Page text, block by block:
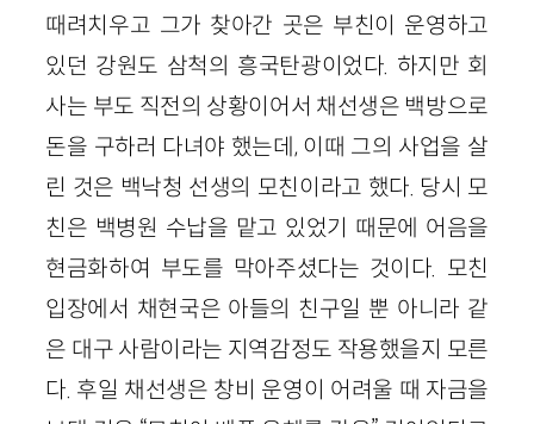
때려치우고 그가 찾아간 곳은 부친이 운영하고
있던 강원도 삼척의 흥국탄광이었다. 하지만 회
사는 부도 직전의 상황이어서 채선생은 백방으로
돈을 구하러 다녀야 했는데, 이때 그의 사업을 살
린 것은 백낙청 선생의 모친이라고 했다. 당시 모
친은 백병원 수납을 맡고 있었기 때문에 어음을
현금화하여 부도를 막아주셨다는 것이다. 모친
입장에서 채현국은 아들의 친구일 뿐 아니라 같
은 대구 사람이라는 지역감정도 작용했을지 모른
다. 후일 채선생은 창비 운영이 어려울 때 자금을